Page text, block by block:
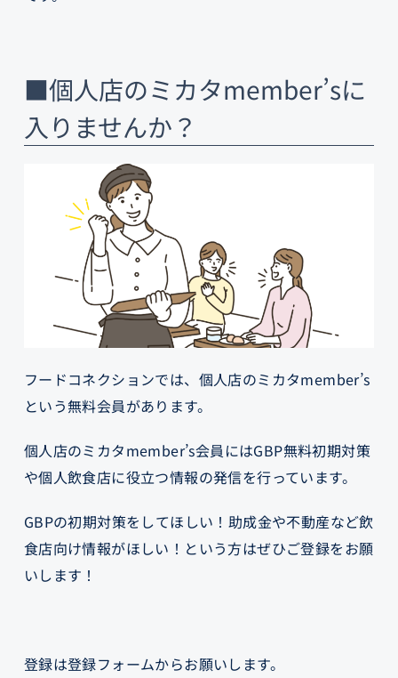
■個人店のミカタmember’sに
入りませんか？
フードコネクションでは、個人店のミカタmember’s
という無料会員があります。
個人店のミカタmember’s会員にはGBP無料初期対策
や個人飲食店に役立つ情報の発信を行っています。
GBPの初期対策をしてほしい！助成金や不動産など飲
食店向け情報がほしい！という方はぜひご登録をお願
いします！
登録は登録フォームからお願いします。